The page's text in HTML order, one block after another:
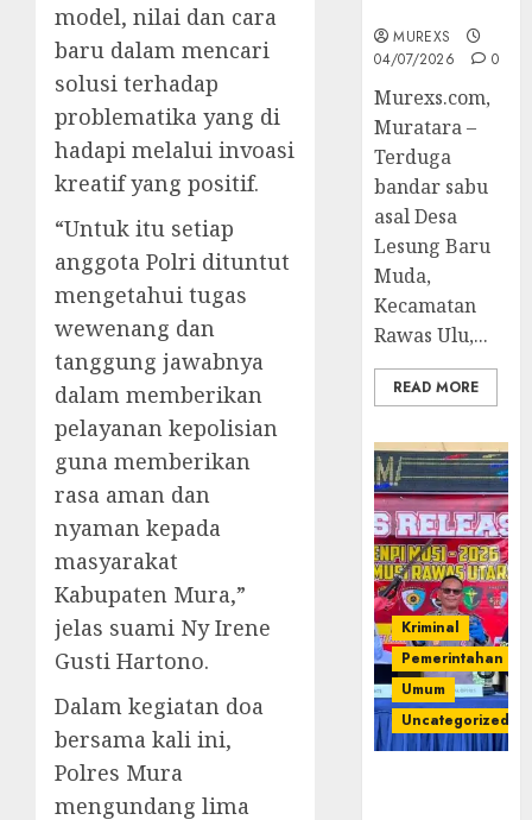
model, nilai dan cara
baru dalam mencari
solusi terhadap
problematika yang di
hadapi melalui invoasi
kreatif yang positif.
“Untuk itu setiap
anggota Polri dituntut
mengetahui tugas
wewenang dan
tanggung jawabnya
dalam memberikan
pelayanan kepolisian
guna memberikan
rasa aman dan
nyaman kepada
masyarakat
Kabupaten Mura,”
jelas suami Ny Irene
Gusti Hartono.
Dalam kegiatan doa
bersama kali ini,
Polres Mura
mengundang lima
MUREXS
04/07/2026
0
Murexs.com,
Muratara –
Terduga
bandar sabu
asal Desa
Lesung Baru
Muda,
Kecamatan
Rawas Ulu,...
READ MORE
Kriminal
Pemerintahan
Umum
Uncategorized